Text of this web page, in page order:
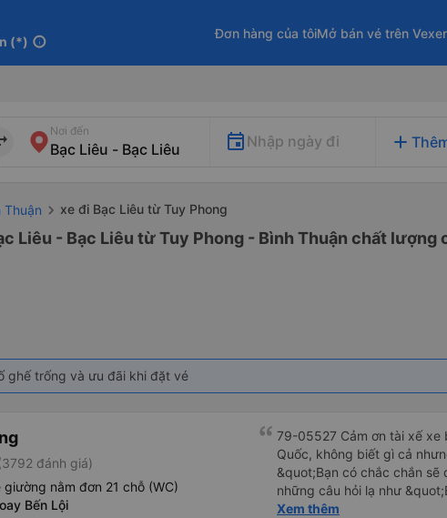
(*) info
Đơn hàng của tôiMở bán vé trên
Nơi đến
Nhập ngày đi add
Thuận xe đi Bạc Liêu từ Tuy Phong
Liêu - Bạc Liêu từ Tuy Phong - Bình Thuận chất lượng
ghế trống và ưu đãi khi đặt vé
đánh giá)
giường nằm đơn 21 chỗ (WC)
Bến Lội
79-05527 Cảm ơn tài xế xe
Quốc, không biết gì cả
&quot;Bạn có chắc chắn sẽ
những câu hỏi lạ như
sạn của chúng tôi
Xem thêm